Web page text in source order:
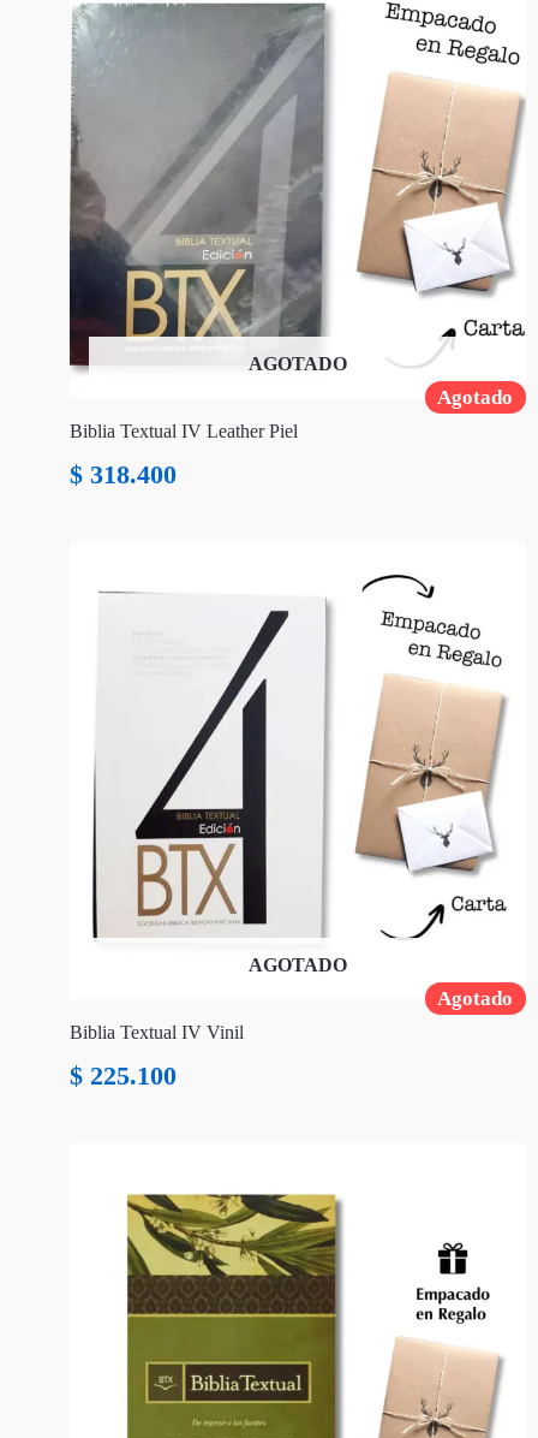
Agotado
AGOTADO
Biblia Textual IV Leather Piel
$ 318.400
Agotado
AGOTADO
Biblia Textual IV Vinil
$ 225.100